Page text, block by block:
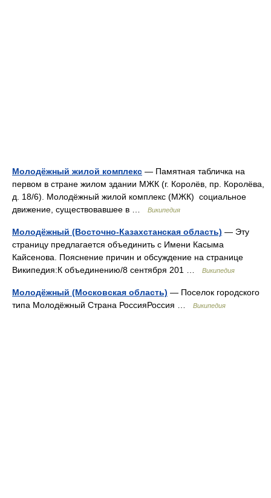
Молодёжный жилой комплекс — Памятная табличка на
первом в стране жилом здании МЖК (г. Королёв, пр. Королёва,
д. 18/6). Молодёжный жилой комплекс (МЖК) социальное
движение, существовавшее в …
Википедия
Молодёжный (Восточно-Казахстанская область) — Эту
страницу предлагается объединить с Имени Касыма
Кайсенова. Пояснение причин и обсуждение на странице
Википедия:К объединению/8 сентября 201 …
Википедия
Молодёжный (Московская область) — Поселок городского
типа Молодёжный Страна РоссияРоссия …
Википедия